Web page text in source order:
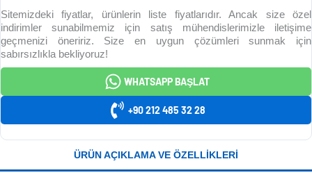
Sitemizdeki fiyatlar, ürünlerin liste fiyatlarıdır. Ancak size özel
indirimler sunabilmemiz için satış mühendislerimizle iletişime
geçmenizi öneririz. Size en uygun çözümleri sunmak için
sabırsızlıkla bekliyoruz!
WHATSAPP BAŞLAT
+90 212 485 32 28
ÜRÜN AÇIKLAMA VE ÖZELLIKLERI